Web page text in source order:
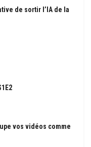
de sortir l’IA de la
vos vidéos comme